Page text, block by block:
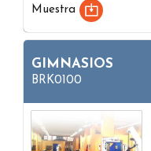
Muestra
GIMNASIOS
BRK0100